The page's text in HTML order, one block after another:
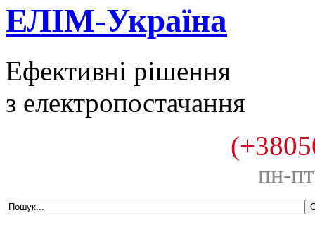
ЕЛІМ-Україна
Ефективні рішення
з електропостачання
пн-